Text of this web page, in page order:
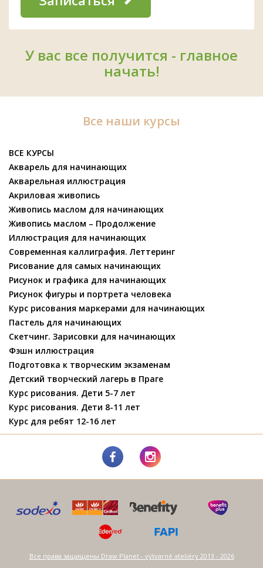
У вас все получится - главное
начать!
Все наши курсы
ВСЕ КУРСЫ
Акварель для начинающих
Акварельная иллюстрация
Акриловая живопись
Живопись маслом для начинающих
Живопись маслом – Продолжение
Иллюстрация для начинающих
Современная каллиграфия. Леттеринг
Рисование для самых начинающих
Рисунок и графика для начинающих
Рисунок фигуры и портрета человека
Курс рисования маркерами для начинающих
Пастель для начинающих
Скетчинг. Зарисовки для начинающих
Фэшн иллюстрация
Подготовка к творческим экзаменам
Детский творческий лагерь в Праге
Курс рисования. Дети 5-7 лет
Курс рисования. Дети 8-11 лет
Курс для ребят 12-16 лет
Все права защищены Draw Planet - výtvarné ateliéry 2013 - 2026